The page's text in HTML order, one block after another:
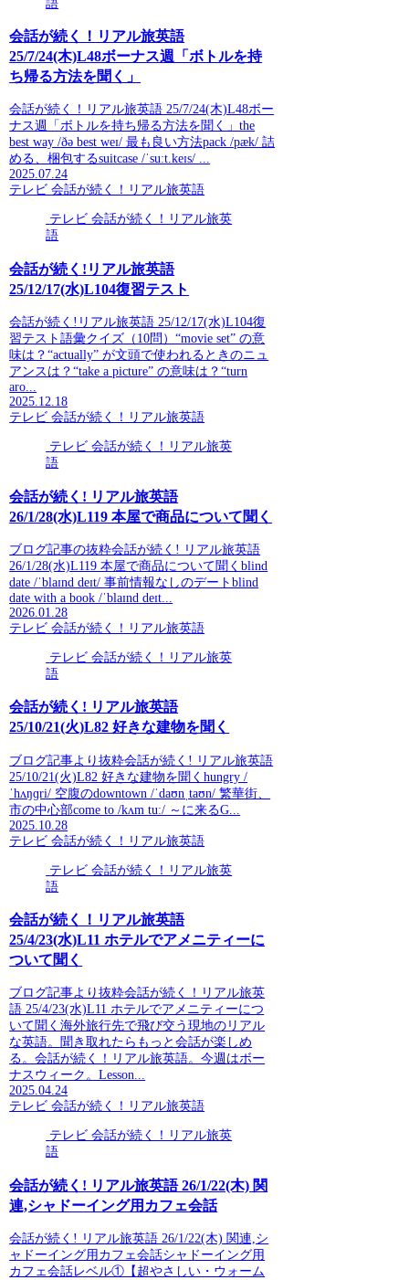
語
会話が続く！リアル旅英語
25/7/24(木)L48ボーナス週「ボトルを持
ち帰る方法を聞く」
会話が続く！リアル旅英語 25/7/24(木)L48ボー
ナス週「ボトルを持ち帰る方法を聞く」the
best way /ðə best weɪ/ 最も良い方法pack /pæk/ 詰
める、梱包するsuitcase /ˈsuːt.keɪs/ ...
2025.07.24
テレビ 会話が続く！リアル旅英語
テレビ 会話が続く！リアル旅英
語
会話が続く!リアル旅英語
25/12/17(水)L104復習テスト
会話が続く!リアル旅英語 25/12/17(水)L104復
習テスト語彙クイズ（10問）“movie set” の意
味は？“actually” が文頭で使われるときのニュ
アンスは？“take a picture” の意味は？“turn
aro...
2025.12.18
テレビ 会話が続く！リアル旅英語
テレビ 会話が続く！リアル旅英
語
会話が続く! リアル旅英語
26/1/28(水)L119 本屋で商品について聞く
ブログ記事の抜粋会話が続く! リアル旅英語
26/1/28(水)L119 本屋で商品について聞くblind
date /ˈblaɪnd deɪt/ 事前情報なしのデートblind
date with a book /ˈblaɪnd deɪt...
2026.01.28
テレビ 会話が続く！リアル旅英語
テレビ 会話が続く！リアル旅英
語
会話が続く! リアル旅英語
25/10/21(火)L82 好きな建物を聞く
ブログ記事より抜粋会話が続く! リアル旅英語
25/10/21(火)L82 好きな建物を聞くhungry /
ˈhʌŋɡri/ 空腹のdowntown /ˈdaʊnˌtaʊn/ 繁華街、
市の中心部come to /kʌm tuː/ ～に来るG...
2025.10.28
テレビ 会話が続く！リアル旅英語
テレビ 会話が続く！リアル旅英
語
会話が続く！リアル旅英語
25/4/23(水)L11 ホテルでアメニティーに
ついて聞く
ブログ記事より抜粋会話が続く！リアル旅英
語 25/4/23(水)L11 ホテルでアメニティーにつ
いて聞く海外旅行先で飛び交う現地のリアル
な英語。聞き取れたらもっと会話が楽しめ
る。会話が続く！リアル旅英語。今週はボー
ナスウィーク。Lesson...
2025.04.24
テレビ 会話が続く！リアル旅英語
テレビ 会話が続く！リアル旅英
語
会話が続く! リアル旅英語 26/1/22(木) 関
連,シャドーイング用カフェ会話
会話が続く! リアル旅英語 26/1/22(木) 関連,シ
ャドーイング用カフェ会話シャドーイング用
カフェ会話レベル①【超やさしい・ウォーム